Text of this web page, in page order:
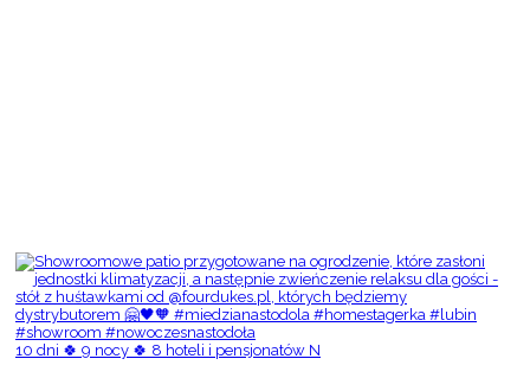
10 dni 🍀 9 nocy 🍀 8 hoteli i pensjonatów N